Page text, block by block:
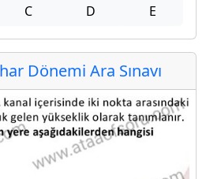
C D E
Dönemi Ara Sınavı